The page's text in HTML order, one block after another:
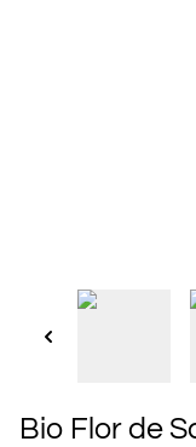
Bio Flor de